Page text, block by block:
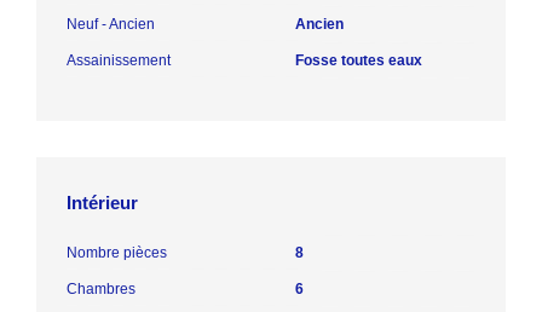
Neuf - Ancien Ancien
Assainissement Fosse toutes eaux
Intérieur
Nombre pièces 8
Chambres 6